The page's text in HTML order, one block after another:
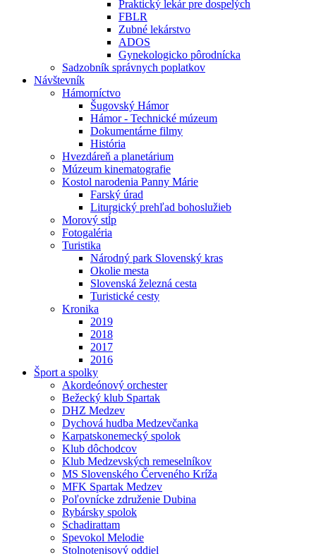
Praktický lekár pre dospelých
FBLR
Zubné lekárstvo
ADOS
Gynekologicko pôrodnícka
Sadzobník správnych poplatkov
Návštevník
Hámorníctvo
Šugovský Hámor
Hámor - Technické múzeum
Dokumentárne filmy
História
Hvezdáreň a planetárium
Múzeum kinematografie
Kostol narodenia Panny Márie
Farský úrad
Liturgický prehľad bohoslužieb
Morový stĺp
Fotogaléria
Turistika
Národný park Slovenský kras
Okolie mesta
Slovenská železná cesta
Turistické cesty
Kronika
2019
2018
2017
2016
Šport a spolky
Akordeónový orchester
Bežecký klub Spartak
DHZ Medzev
Dychová hudba Medzevčanka
Karpatskonemecký spolok
Klub dôchodcov
Klub Medzevských remeselníkov
MS Slovenského Červeného Kríža
MFK Spartak Medzev
Poľovnícke združenie Dubina
Rybársky spolok
Schadirattam
Spevokol Melodie
Stolnotenisový oddiel